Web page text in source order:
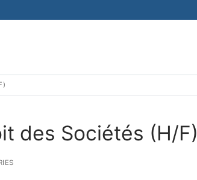
des Sociétés (H/F)